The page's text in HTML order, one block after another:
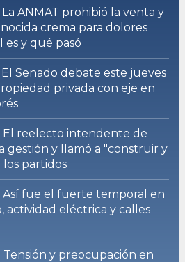
La ANMAT prohibió la venta y
crema para dolores
es y qué pasó
El Senado debate este jueves
privada con eje en
El reelecto intendente de
gestión y llamó a "construir y
los partidos
Así fue el fuerte temporal en
actividad eléctrica y calles
Tensión y preocupación en